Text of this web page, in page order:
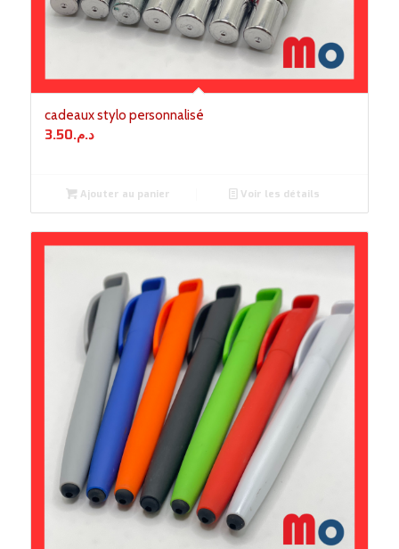
cadeaux stylo personnalisé
د.م.3.50
Ajouter au panier Voir les détails